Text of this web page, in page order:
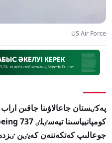
US Air Force
جوعالىپ كەتكەننەن كەيٸن